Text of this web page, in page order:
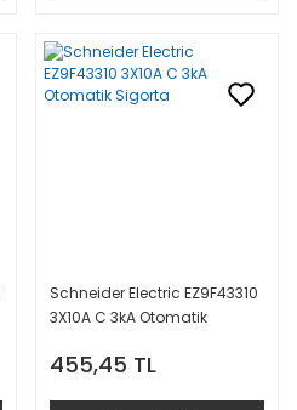
Schneider Electric EZ9F43310
3X10A C 3kA Otomatik
455,45 TL